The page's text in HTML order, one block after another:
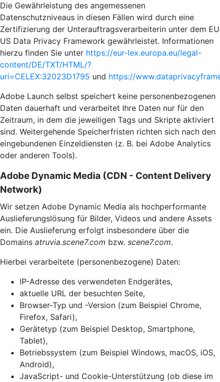
Die Gewährleistung des angemessenen
Datenschutzniveaus in diesen Fällen wird durch eine
Zertifizierung der Unterauftragsverarbeiterin unter dem EU
US Data Privacy Framework gewährleistet. Informationen
hierzu finden Sie unter https://eur-lex.europa.eu/legal-
content/DE/TXT/HTML/?
uri=CELEX:32023D1795 und https://
Adobe Launch selbst speichert keine personenbezogenen
Daten dauerhaft und verarbeitet Ihre Daten nur für den
Zeitraum, in dem die jeweiligen Tags und Skripte aktiviert
sind. Weitergehende Speicherfristen richten sich nach den
eingebundenen Einzeldiensten (z. B. bei Adobe Analytics
oder anderen Tools).
Adobe Dynamic Media (CDN - Content Delivery
Network)
Wir setzen Adobe Dynamic Media als hochperformante
Auslieferungslösung für Bilder, Videos und andere Assets
ein. Die Auslieferung erfolgt insbesondere über die
Domains atruvia.scene7.com bzw. scene7.com.
Hierbei verarbeitete (personenbezogene) Daten:
IP-Adresse des verwendeten Endgerätes,
aktuelle URL der besuchten Seite,
Browser-Typ und -Version (zum Beispiel Chrome,
Firefox, Safari),
Gerätetyp (zum Beispiel Desktop, Smartphone,
Tablet),
Betriebssystem (zum Beispiel Windows, macOS, iOS,
Android),
JavaScript- und Cookie-Unterstützung (ob diese im